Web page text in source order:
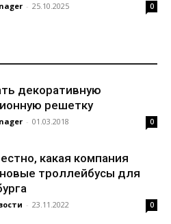
- 25.10.2025 0
декоративную
решетку
- 01.03.2018 0
какая компания
троллейбусы для
- 23.11.2022 0